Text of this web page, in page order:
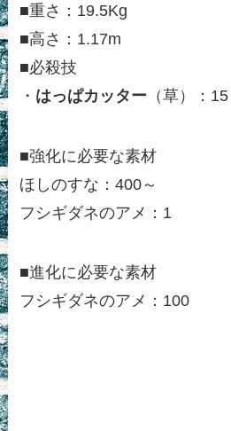
■重さ：19.5Kg
■高さ：1.17m
■必殺技
・ はっぱカッター （草）：15
■強化に必要な素材
ほしのすな：400～
フシギダネのアメ：1
■進化に必要な素材
フシギダネのアメ：100